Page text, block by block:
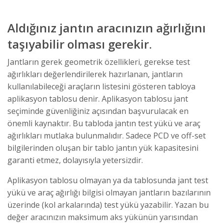
Aldığınız jantın aracınızın ağırlığını
taşıyabilir olması gerekir.
Jantların gerek geometrik özellikleri, gerekse test
ağırlıkları değerlendirilerek hazırlanan, jantların
kullanılabileceği araçların listesini gösteren tabloya
aplikasyon tablosu denir. Aplikasyon tablosu jant
seçiminde güvenliğiniz açısından başvurulacak en
önemli kaynaktır. Bu tabloda jantın test yükü ve araç
ağırlıkları mutlaka bulunmalıdır. Sadece PCD ve off-set
bilgilerinden oluşan bir tablo jantın yük kapasitesini
garanti etmez, dolayısıyla yetersizdir.
Aplikasyon tablosu olmayan ya da tablosunda jant test
yükü ve araç ağırlığı bilgisi olmayan jantların bazılarının
üzerinde (kol arkalarında) test yükü yazabilir. Yazan bu
değer aracınızın maksimum aks yükünün yarısından